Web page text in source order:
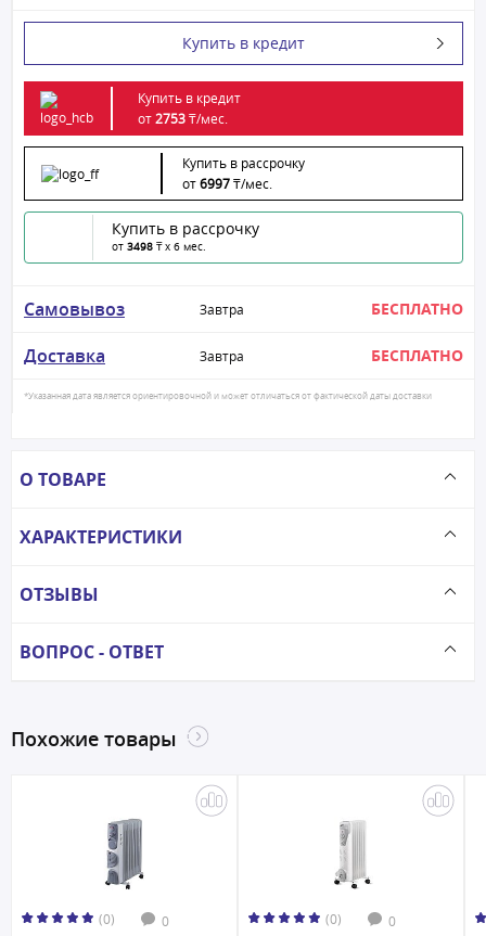
Купить в кредит
Купить в кредит
от2753₸/мес.
Купить в рассрочку
от6997₸/мес.
Купить в рассрочку
от 3498 ₸ x 6 мес.
Самовывоз Завтра БЕСПЛАТНО
Доставка Завтра БЕСПЛАТНО
*Указанная дата является ориентировочной и может отличаться от фактической даты доставки
О ТОВАРЕ
ХАРАКТЕРИСТИКИ
ОТЗЫВЫ
ВОПРОС - ОТВЕТ
Похожие товары
(0) 0 (0) 0